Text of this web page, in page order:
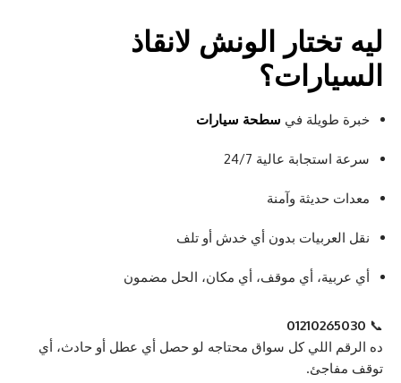
ليه تختار
الونش لانقاذ
السيارات؟
خبرة طويلة في سطحة سيارات
سرعة استجابة عالية 24/7
معدات حديثة وآمنة
نقل العربيات بدون أي خدش أو تلف
أي عربية، أي موقف، أي مكان، الحل مضمون
📞
01210265030
ده الرقم اللي كل سواق محتاجه لو حصل أي عطل أو حادث، أي
توقف مفاجئ.